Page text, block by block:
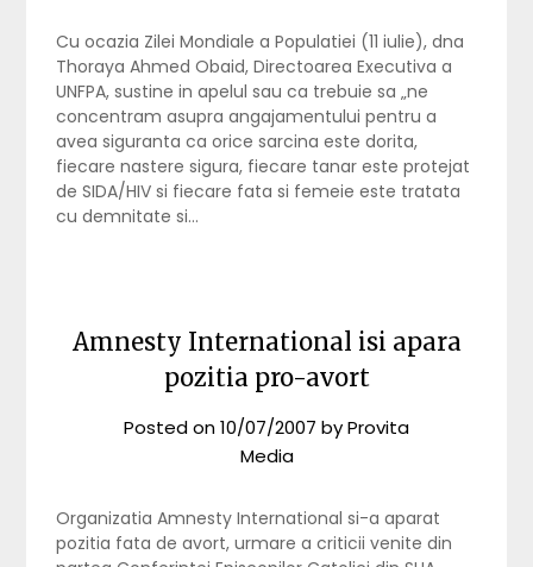
Cu ocazia Zilei Mondiale a Populatiei (11 iulie), dna
Thoraya Ahmed Obaid, Directoarea Executiva a
UNFPA, sustine in apelul sau ca trebuie sa „ne
concentram asupra angajamentului pentru a
avea siguranta ca orice sarcina este dorita,
fiecare nastere sigura, fiecare tanar este protejat
de SIDA/HIV si fiecare fata si femeie este tratata
cu demnitate si…
Amnesty International isi apara
pozitia pro-avort
Posted on10/07/2007 byProvita
Media
Organizatia Amnesty International si-a aparat
pozitia fata de avort, urmare a criticii venite din